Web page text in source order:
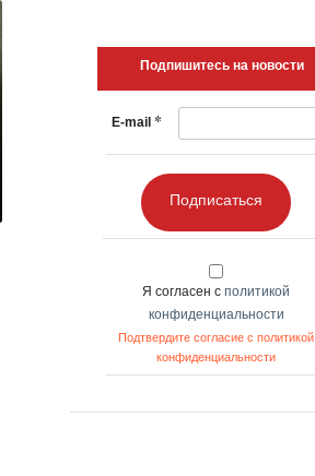
Подпишитесь на новости
E-mail *
Подписаться
Я согласен с политикой
конфиденциальности
Подтвердите согласие с политикой
конфиденциальности